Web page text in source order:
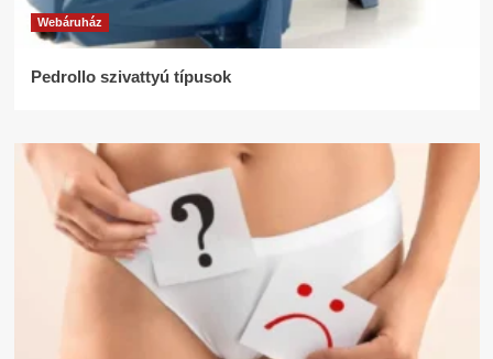
Webáruház
Pedrollo szivattyú típusok